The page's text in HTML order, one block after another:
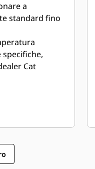
a
standard fino
Cat